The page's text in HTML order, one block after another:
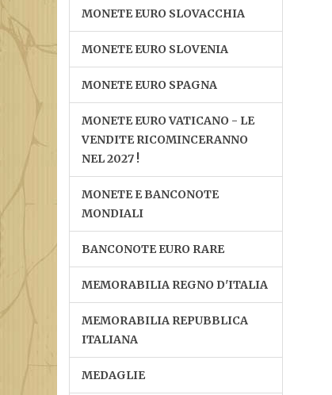
MONETE EURO SLOVACCHIA
MONETE EURO SLOVENIA
MONETE EURO SPAGNA
MONETE EURO VATICANO - LE
VENDITE RICOMINCERANNO
NEL 2027 !
MONETE E BANCONOTE
MONDIALI
BANCONOTE EURO RARE
MEMORABILIA REGNO D'ITALIA
MEMORABILIA REPUBBLICA
ITALIANA
MEDAGLIE